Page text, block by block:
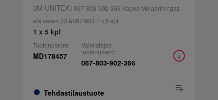
3M UNITEK| 067-803-902-366 Kapea Molaarirengas
ala vasen 33 &067-803 1 x 5 kpl
1 x 5 kpl
Tuotenumero:
MD178457
Tehdastilaustuote
Valmistajan
tuotenumero:
067-803-902-366